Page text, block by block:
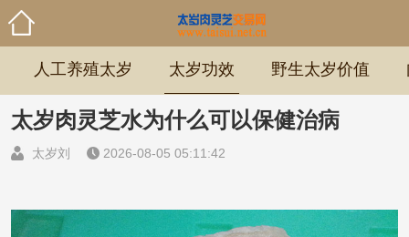
人工养殖太岁 太岁功效 野生太岁价值
太岁肉灵芝水为什么可以保健治病
太岁刘 2026-08-05 05:11:42